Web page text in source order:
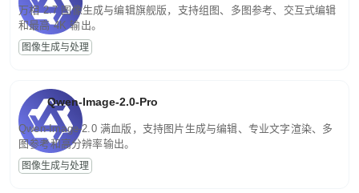
万相 2.7 图像生成与编辑旗舰版，支持组图、多图参考、交互式编辑
和最高 4K 输出。
图像生成与处理
Qwen-Image-2.0-Pro
Qwen-Image-2.0 满血版，支持图片生成与编辑、专业文字渲染、多
图参考和高分辨率输出。
图像生成与处理